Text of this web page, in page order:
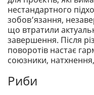
нестандартного
зобов’язання,
що втратили
завершення. Після
поворотів настає
союзники,
Риби